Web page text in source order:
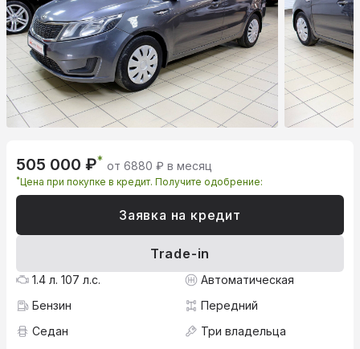
505 000 ₽* от 6880 ₽ в месяц
*Цена при покупке в кредит. Получите одобрение:
Заявка на кредит
Trade-in
1.4 л. 107 л.с.
Автоматическая
Бензин
Передний
Седан
Три владельца